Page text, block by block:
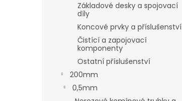
Základové desky a spojovací
díly
Koncové prvky a příslušenství
Čistící a zapojovací
komponenty
Ostatní příslušenství
200mm
0,5mm